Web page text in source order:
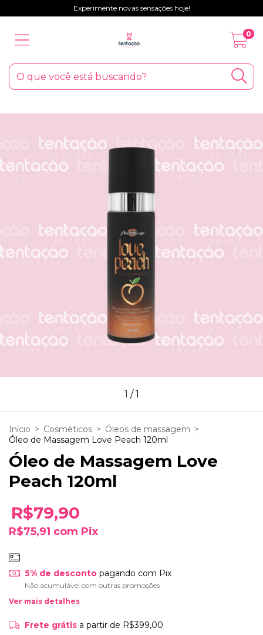
Experimente novas sensações hoje!
0
1 /1
Início > Cosméticos > Óleos de massagem >
Óleo de Massagem Love Peach 120ml
Óleo de Massagem Love
Peach 120ml
R$79,90
R$75,91 com Pix
5% de descontopagando com Pix
Não acumulável com outras promoções
Ver mais detalhes
Frete grátis a partir de R$399,00